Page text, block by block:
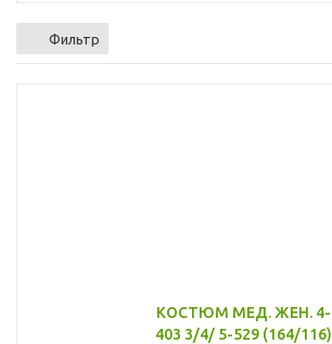
Фильтр
КОСТЮМ МЕД. ЖЕН. 4-
403 3/4/ 5-529 (164/116)